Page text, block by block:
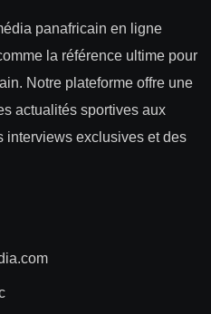
panafricain en ligne
la référence ultime pour
Notre plateforme offre une
actualités sportives aux
interviews exclusives et des